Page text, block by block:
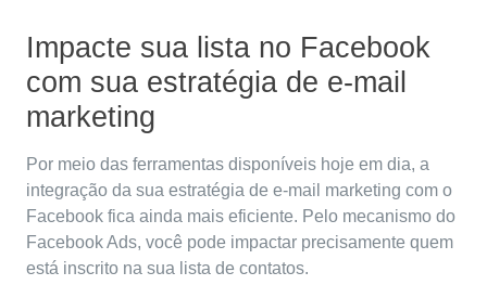
Impacte sua lista no Facebook
com sua estratégia de e-mail
marketing
Por meio das ferramentas disponíveis hoje em dia, a
integração da sua estratégia de e-mail marketing com o
Facebook fica ainda mais eficiente. Pelo mecanismo do
Facebook Ads, você pode impactar precisamente quem
está inscrito na sua lista de contatos.